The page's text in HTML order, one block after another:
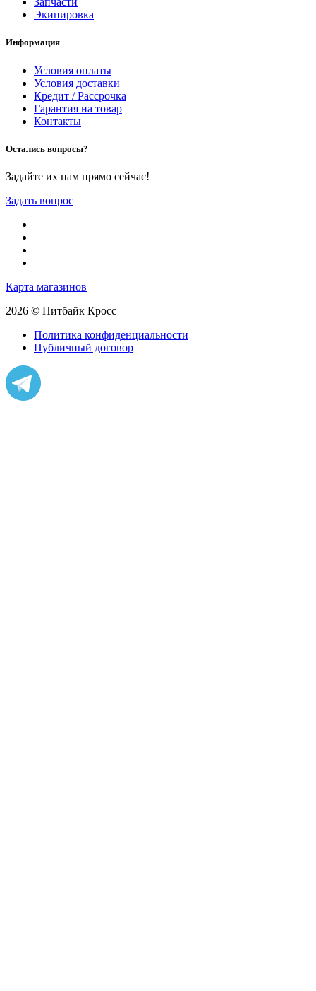
Экипировка
Информация
Условия оплаты
Условия доставки
Кредит / Рассрочка
Гарантия на товар
Контакты
Остались вопросы?
Задайте их нам прямо сейчас!
Задать вопрос
Карта магазинов
2026 © Питбайк Кросс
Политика конфиденциальности
Публичный договор